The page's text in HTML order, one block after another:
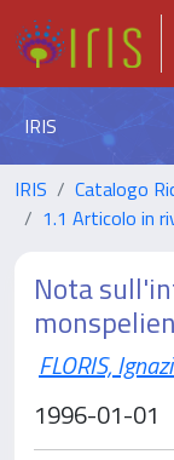
IRIS
IRIS Catalogo
1.1 Articolo in
Nota
FLORIS,
1996-01-01